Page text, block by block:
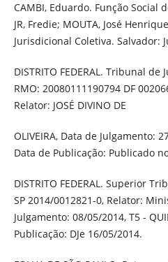
CAMBI, Eduardo. Função Social
JR, Fredie; MOUTA, José
Jurisdicional Coletiva. Salvador:
DISTRITO FEDERAL. Tribunal
RMO: 20080111190794 DF
Relator: JOSÉ DIVINO DE
OLIVEIRA, Data de Julgamento:
Data de Publicação: Publicado
DISTRITO FEDERAL. Superior
SP 2014/0012821-0, Relator:
Julgamento: 08/05/2014, T5 -
Publicação: DJe 16/05/2014.